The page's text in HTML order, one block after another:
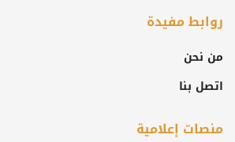
روابط مفيدة
من نحن
اتصل بنا
منصات إعلامية